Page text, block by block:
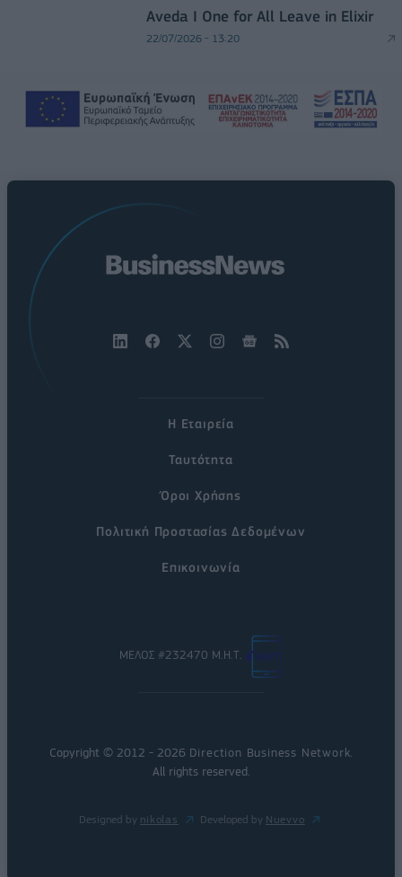
Aveda I One for All Leave in Elixir
22/07/2026 - 13:20
Η Εταιρεία
Ταυτότητα
Όροι Χρήσης
Πολιτική Προστασίας Δεδομένων
Επικοινωνία
ΜΕΛΟΣ #232470 Μ.Η.Τ.
Copyright © 2012 - 2026 Direction Business Network
All rights reserved.
Designed by nikolas Developed by Nuevvo